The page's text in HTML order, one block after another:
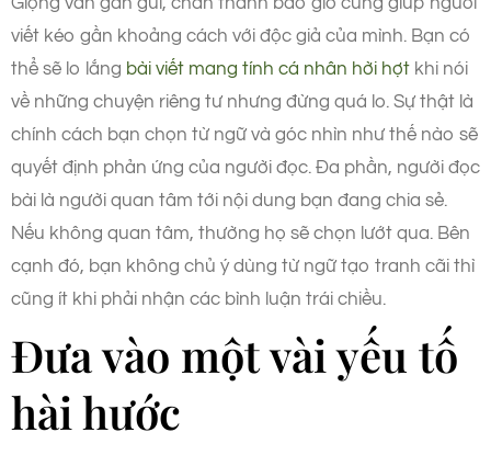
viết kéo gần khoảng cách với độc giả của mình. Bạn có
thể sẽ lo lắng bài viết mang tính cá nhân hời hợt khi nói
về những chuyện riêng tư nhưng đừng quá lo. Sự thật là
chính cách bạn chọn từ ngữ và góc nhìn như thế nào sẽ
quyết định phản ứng của người đọc. Đa phần, người đọc
bài là người quan tâm tới nội dung bạn đang chia sẻ.
Nếu không quan tâm, thường họ sẽ chọn lướt qua. Bên
cạnh đó, bạn không chủ ý dùng từ ngữ tạo tranh cãi thì
cũng ít khi phải nhận các bình luận trái chiều.
Đưa vào một vài yếu tố
hài hước